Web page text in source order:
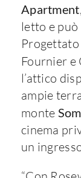
Apartment
letto e
Fournier
l’attico
ampie
monte
cinema
un